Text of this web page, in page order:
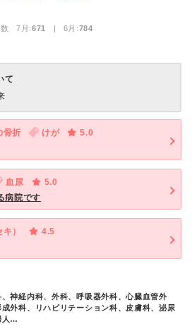
数 7月:671 | 6月:784
て
骨折 けが
5.0
血尿
5.0
病院です
）
4.5
神経内科、外科、呼吸器外科、心臓血管外
外科、リハビリテーション科、皮膚科、泌尿
人…